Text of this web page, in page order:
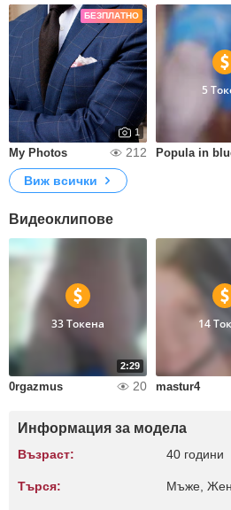
БЕЗПЛАТНО
1
My Photos 212
5
Popula in
Виж всички
Видеоклипове
2:29
33 Токена
0rgazmus 20
14
mastur4
Информация за модела
Възраст: 40 години
Търся: Мъже,